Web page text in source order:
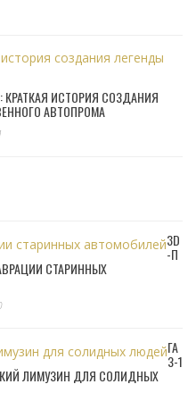
КРАТКАЯ ИСТОРИЯ СОЗДАНИЯ
АВТОПРОМА
1
3D
-П
СТАРИННЫХ
ГА
З-1
ЛИМУЗИН ДЛЯ СОЛИДНЫХ